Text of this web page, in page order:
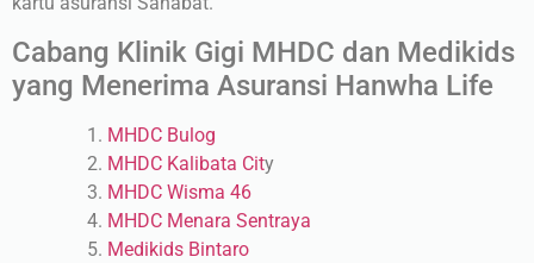
Cabang Klinik Gigi MHDC dan Medikids
yang Menerima Asuransi Hanwha Life
MHDC Bulog
MHDC Kalibata City
MHDC Wisma 46
MHDC Menara Sentraya
Medikids Bintaro